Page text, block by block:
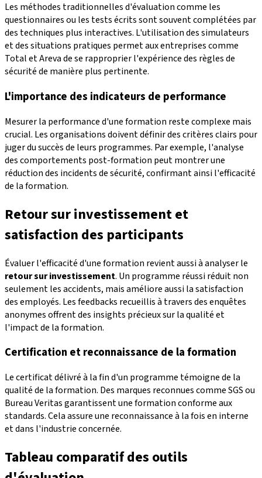
Les méthodes traditionnelles d'évaluation comme les
questionnaires ou les tests écrits sont souvent complétées par
des techniques plus interactives. L'utilisation des simulateurs
et des situations pratiques permet aux entreprises comme
Total et Areva de se rapproprier l'expérience des règles de
sécurité de manière plus pertinente.
L'importance des indicateurs de performance
Mesurer la performance d'une formation reste complexe mais
crucial. Les organisations doivent définir des critères clairs pour
juger du succès de leurs programmes. Par exemple, l'analyse
des comportements post-formation peut montrer une
réduction des incidents de sécurité, confirmant ainsi l'efficacité
de la formation.
Retour sur investissement et
satisfaction des participants
Évaluer l'efficacité d'une formation revient aussi à analyser le
retour sur investissement. Un programme réussi réduit non
seulement les accidents, mais améliore aussi la satisfaction
des employés. Les feedbacks recueillis à travers des enquêtes
anonymes offrent des insights précieux sur la qualité et
l'impact de la formation.
Certification et reconnaissance de la formation
Le certificat délivré à la fin d'un programme témoigne de la
qualité de la formation. Des marques reconnues comme SGS ou
Bureau Veritas garantissent une formation conforme aux
standards. Cela assure une reconnaissance à la fois en interne
et dans l'industrie concernée.
Tableau comparatif des outils